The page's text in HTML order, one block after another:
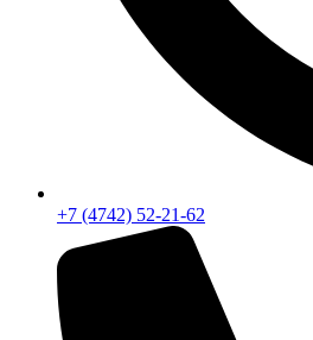
+7 (4742) 52-21-62